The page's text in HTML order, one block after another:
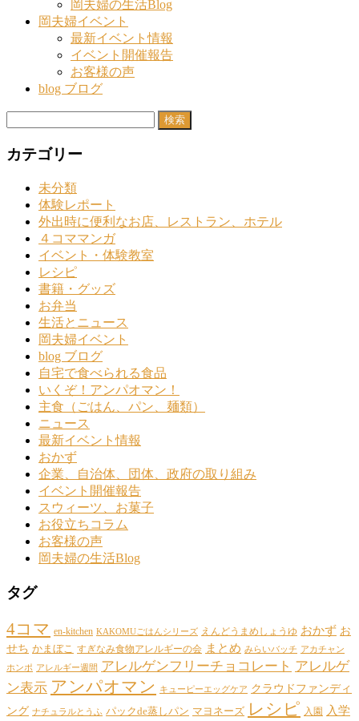
岡夫婦の生活Blog
岡夫婦イベント
最新イベント情報
イベント開催報告
お客様の声
blog ブログ
カテゴリー
未分類
体験レポート
外出時に便利なお店、レストラン、ホテル
４コママンガ
イベント・体験教室
レシピ
書籍・グッズ
お弁当
生活とニュース
岡夫婦イベント
blog ブログ
自宅で食べられる食品
いくぞ！アンパオマン！
主食（ごはん、パン、麺類）
ニュース
最新イベント情報
おかず
企業、自治体、団体、政府の取り組み
イベント開催報告
スウィーツ、お菓子
お役立ちコラム
お客様の声
岡夫婦の生活Blog
タグ
4コマ en-kitchen KAKOMUごはんシリーズ えんどうまめしょうゆ おかず お
せち かまぼこ すぎなみ食物アレルギーの会 まとめ みらいバッチ アカチャン
ホンポ アレルギー週間 アレルゲンフリーチョコレート アレルゲ
ン表示 アンパオマン キューピーエッグケア クラウドファンディ
ング ナチュラルとうふ パックde蒸しパン マヨネーズ レシピ 入園 入学